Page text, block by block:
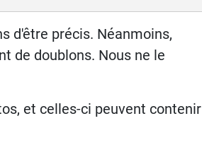
d'être précis. Néanmoins,
de doublons. Nous ne le
et celles-ci peuvent contenir